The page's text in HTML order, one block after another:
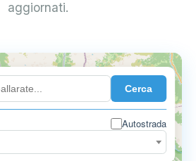
aggiornati.
Cerca
Autostrada
0.899 €